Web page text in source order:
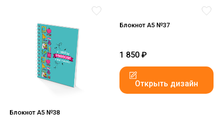
Блокнот А5 №38
Блокнот А5 №37
1 850 ₽
Открыть дизайн